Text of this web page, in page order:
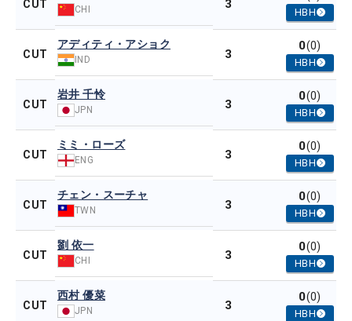
CUT CHI 3
HBH
CUT
アディティ・アショク
IND 3
0(0)
HBH
CUT
岩井 千怜
JPN 3
0(0)
HBH
CUT
ミミ・ローズ
ENG 3
0(0)
HBH
CUT
チェン・スーチャ
TWN 3
0(0)
HBH
CUT
劉 依一
CHI 3
0(0)
HBH
CUT
西村 優菜
JPN 3
0(0)
HBH